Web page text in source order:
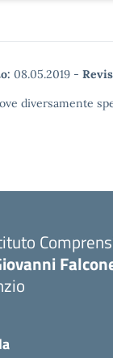
08.05.2019 -
diversamente